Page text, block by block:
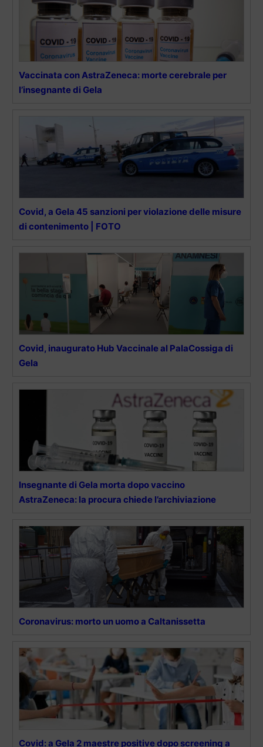
Vaccinata con AstraZeneca: morte cerebrale per
l’insegnante di Gela
Covid, a Gela 45 sanzioni per violazione delle misure
di contenimento | FOTO
Covid, inaugurato Hub Vaccinale al PalaCossiga di
Gela
Insegnante di Gela morta dopo vaccino
AstraZeneca: la procura chiede l’archiviazione
Coronavirus: morto un uomo a Caltanissetta
Covid: a Gela 2 maestre positive dopo screening a